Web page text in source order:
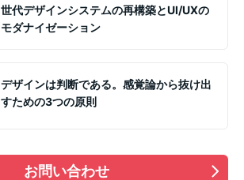
世代デザインシステムの再構築とUI/UXの
モダナイゼーション
デザインは判断である。感覚論から抜け出
すための3つの原則
お問い合わせ